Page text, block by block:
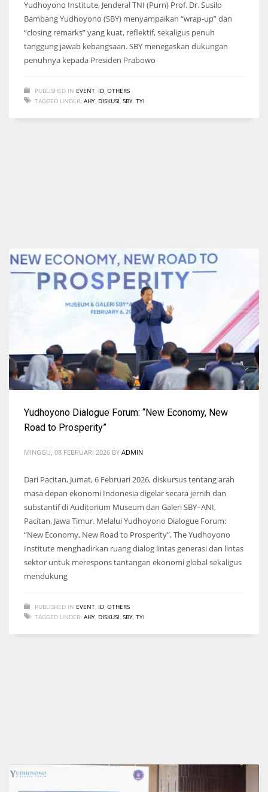
Yudhoyono Institute, Jenderal TNI (Purn) Prof. Dr. Susilo
Bambang Yudhoyono (SBY) menyampaikan “wrap-up” dan
“closing remarks” yang kuat, reflektif, sekaligus penuh
tanggung jawab kebangsaan. SBY menegaskan dukungan
penuhnya kepada Presiden Prabowo
PUBLISHED IN EVENT ID OTHERS
TAGGED UNDER: AHY DISKUSI SBY TYI
Yudhoyono Dialogue Forum: “New Economy, New
Road to Prosperity”
MINGGU, 08 FEBRUARI 2026 BY ADMIN
Dari Pacitan, Jumat, 6 Februari 2026, diskursus tentang arah
masa depan ekonomi Indonesia digelar secara jernih dan
substantif di Auditorium Museum dan Galeri SBY–ANI,
Pacitan, Jawa Timur. Melalui Yudhoyono Dialogue Forum:
“New Economy, New Road to Prosperity”, The Yudhoyono
Institute menghadirkan ruang dialog lintas generasi dan lintas
sektor untuk merespons tantangan ekonomi global sekaligus
mendukung
PUBLISHED IN EVENT ID OTHERS
TAGGED UNDER: AHY DISKUSI SBY TYI